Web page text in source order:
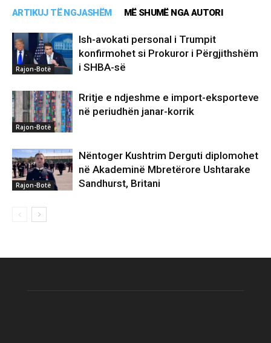
ARTIKUJ TË NGJASHËM MË SHUMË NGA AUTORI
Rajon-Botë
Ish-avokati personal i Trumpit
konfirmohet si Prokuror i Përgjithshëm
i SHBA-së
Rajon-Botë
Rritje e ndjeshme e import-eksporteve
në periudhën janar-korrik
Rajon-Botë
Nëntoger Kushtrim Derguti diplomohet
në Akademinë Mbretërore Ushtarake
Sandhurst, Britani